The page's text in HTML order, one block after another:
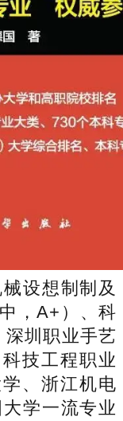
设想制制及
，A+）、科
圳职业手艺
技工程职业
、浙江机电
学一流专业